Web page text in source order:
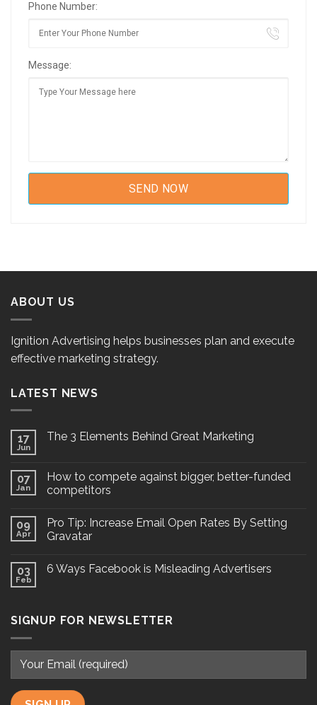
Phone Number:
Message:
ABOUT US
Ignition Advertising helps businesses plan and execute
effective marketing strategy.
LATEST NEWS
17
Jun
The 3 Elements Behind Great Marketing
07
Jan
How to compete against bigger, better-funded
competitors
09
Apr
Pro Tip: Increase Email Open Rates By Setting
Gravatar
03
Feb
6 Ways Facebook is Misleading Advertisers
SIGNUP FOR NEWSLETTER